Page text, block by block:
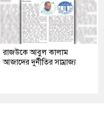
রাজউকে আবুল কালাম
আজাদের দুর্নীতির সাম্রাজ্য